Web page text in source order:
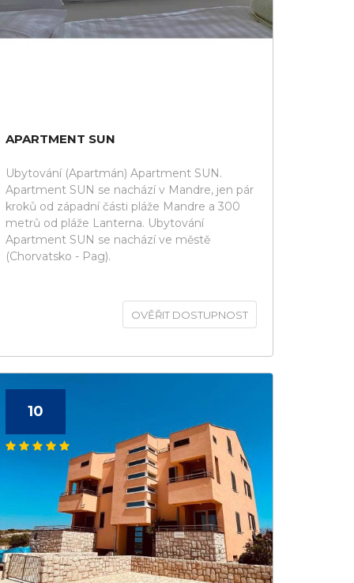
APARTMENT SUN
Ubytování (Apartmán) Apartment SUN.
Apartment SUN se nachází v Mandre, jen pár
kroků od západní části pláže Mandre a 300
metrů od pláže Lanterna. Ubytování
Apartment SUN se nachází ve městě
(Chorvatsko - Pag).
OVĚŘIT DOSTUPNOST
10